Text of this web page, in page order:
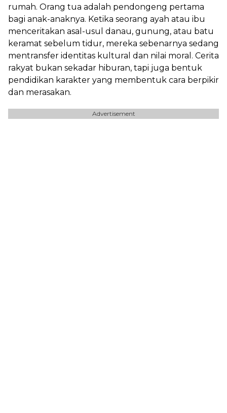
rumah. Orang tua adalah pendongeng pertama
bagi anak-anaknya. Ketika seorang ayah atau ibu
menceritakan asal-usul danau, gunung, atau batu
keramat sebelum tidur, mereka sebenarnya sedang
mentransfer identitas kultural dan nilai moral. Cerita
rakyat bukan sekadar hiburan, tapi juga bentuk
pendidikan karakter yang membentuk cara berpikir
dan merasakan.
Advertisement